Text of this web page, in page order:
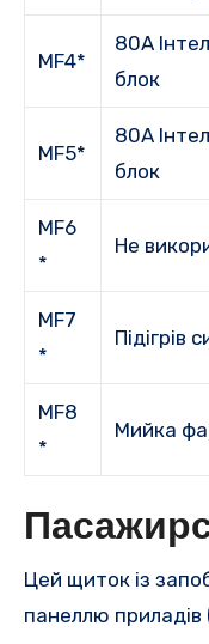
MF4*
80A
блок
MF5*
80A
блок
MF6
*
Не
MF7
*
Підігрів
MF8
*
Мийка
Цей щиток із
панеллю приладів